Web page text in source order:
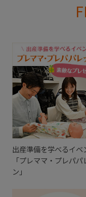
出産準備を学べるイベ
「プレママ・プレパパ
ン」